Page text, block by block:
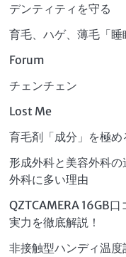
デンティティを守る
育毛、ハゲ、薄毛「睡
Forum
チェンチェン
Lost Me
育毛剤「成分」を極め
形成外科と美容外科
外科に多い理由
QZTCAMERA 16GB
実力を徹底解説！
非接触型ハンディ温